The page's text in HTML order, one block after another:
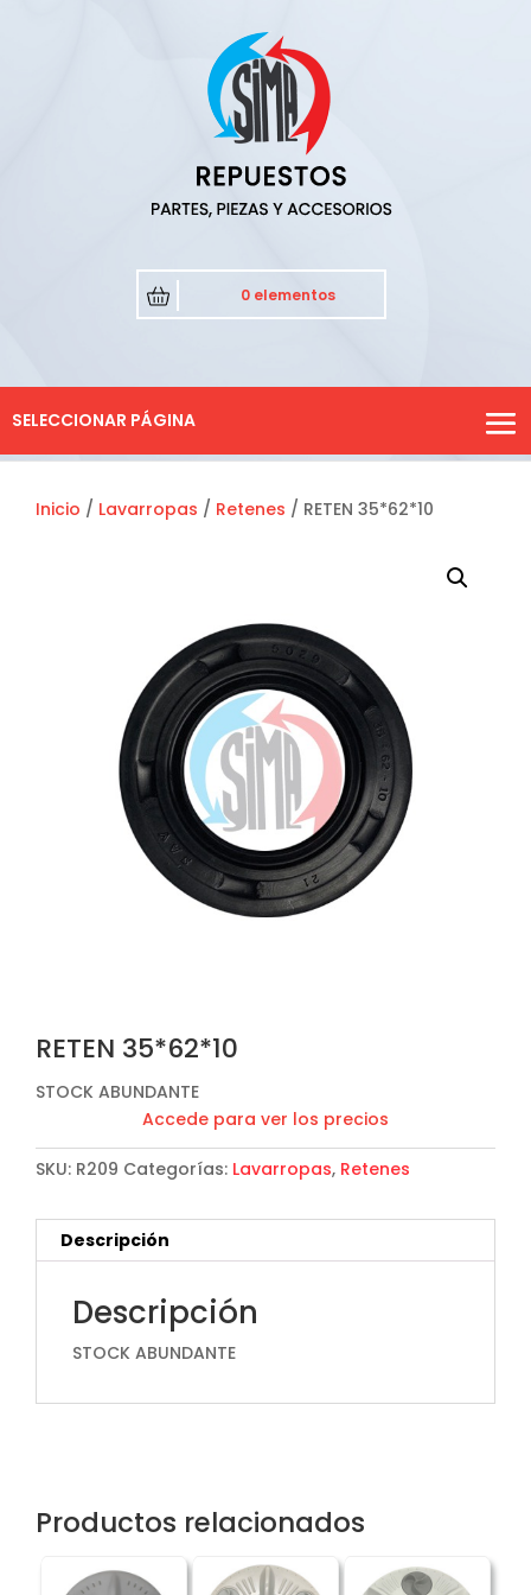
0 elementos
SELECCIONAR PÁGINA
Inicio / Lavarropas / Retenes / RETEN 35*62*10
RETEN 35*62*10
STOCK ABUNDANTE
Accede para ver los precios
SKU: R209 Categorías: Lavarropas, Retenes
Descripción
Descripción
STOCK ABUNDANTE
Productos relacionados